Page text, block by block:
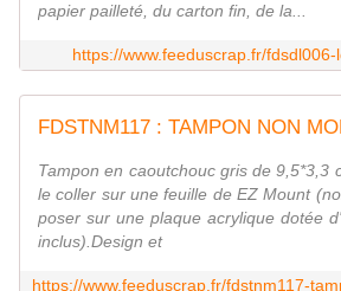
papier pailleté, du carton fin, de la...
https://www.feeduscrap.fr/
Tampon en caoutchouc gris de 9,5*3,3
le coller sur une feuille de EZ Mount
poser sur une plaque acrylique dotée
inclus).Design et